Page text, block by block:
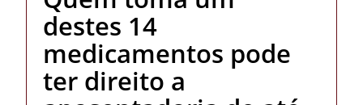
destes 14
medicamentos pode
ter direito a